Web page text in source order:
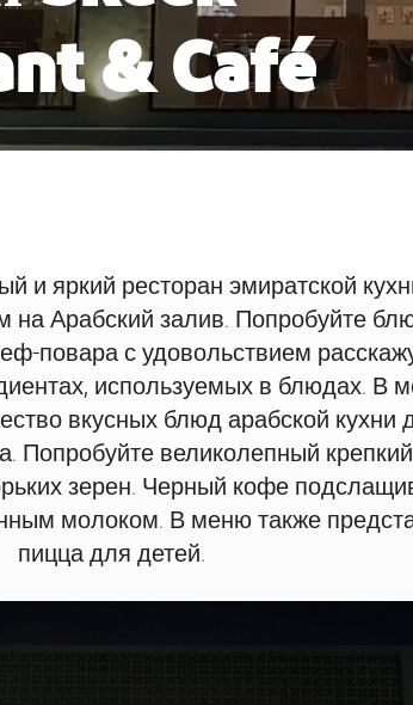
эль-Хайма Мина
Валдорф Астория
& Café
и яркий ресторан эмиратской
Арабский залив. Попробуйте
повара с удовольствием
используемых в блюдах. В
вкусных блюд арабской кухни
Попробуйте великолепный
зерен. Черный кофе
молоком. В меню также
пицца для детей.